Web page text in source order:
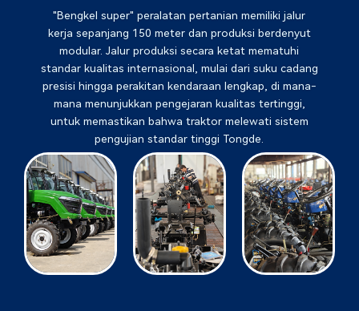
"Bengkel super" peralatan pertanian memiliki jalur
kerja sepanjang 150 meter dan produksi berdenyut
modular. Jalur produksi secara ketat mematuhi
standar kualitas internasional, mulai dari suku cadang
presisi hingga perakitan kendaraan lengkap, di mana-
mana menunjukkan pengejaran kualitas tertinggi,
untuk memastikan bahwa traktor melewati sistem
pengujian standar tinggi Tongde.